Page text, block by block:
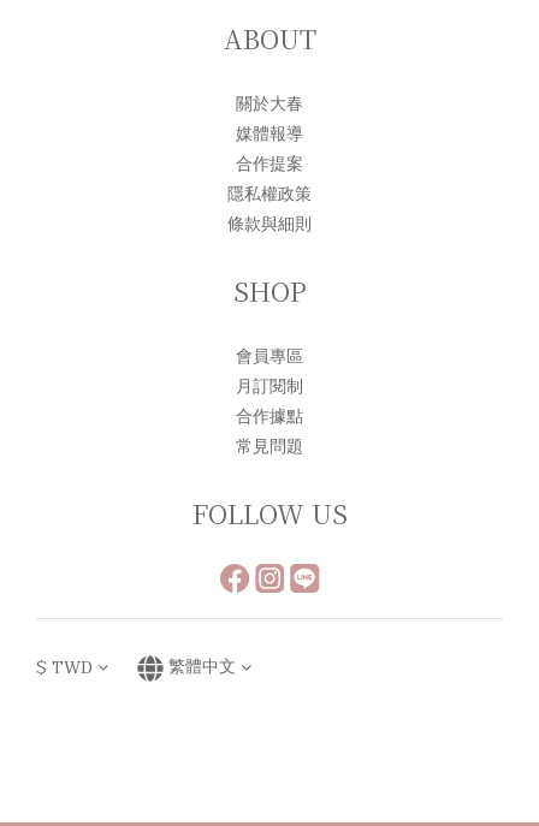
ABOUT
關於大春
媒體報導
合作提案
隱私權政策
條款與細則
SHOP
會員專區
月訂閱制
合作據點
常見問題
FOLLOW US
$ TWD 繁體中文